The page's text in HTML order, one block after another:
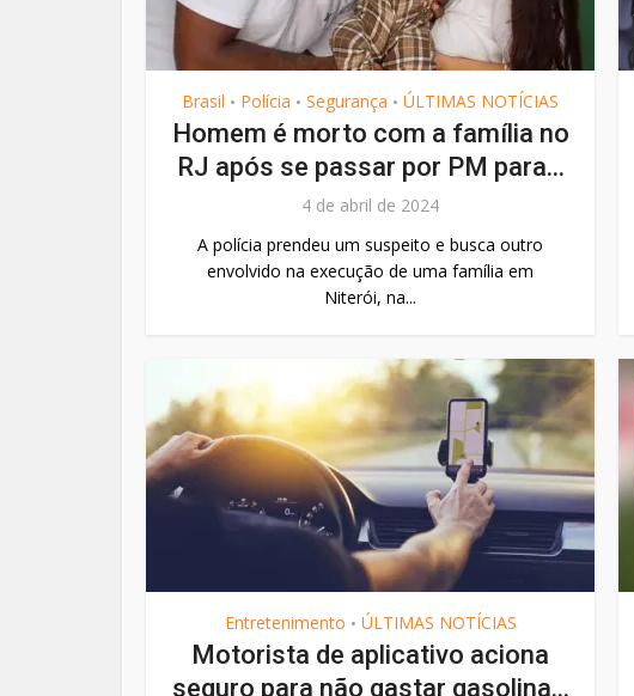
Brasil • Polícia • Segurança • ÚLTIMAS NOTÍCIAS
Homem é morto com a família no
RJ após se passar por PM para...
4 de abril de 2024
A polícia prendeu um suspeito e busca outro
envolvido na execução de uma família em
Niterói, na...
Entretenimento • ÚLTIMAS NOTÍCIAS
Motorista de aplicativo aciona
seguro para não gastar gasolina...